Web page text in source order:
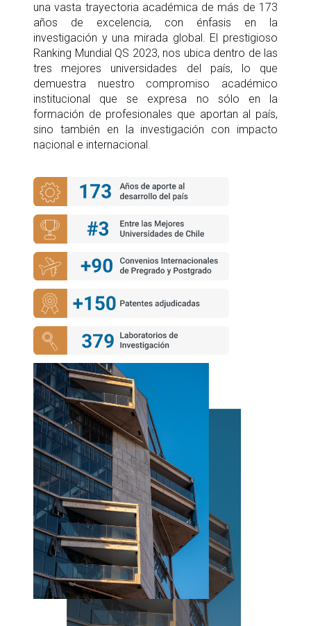
ADMISIÓN
CONTACTO
ACTAS DEL COMITÉ
una vasta trayectoria académica de más de 173
años de excelencia, con énfasis en la
investigación y una mirada global. El prestigioso
Ranking Mundial QS 2023, nos ubica dentro de las
tres mejores universidades del país, lo que
demuestra nuestro compromiso académico
institucional que se expresa no sólo en la
formación de profesionales que aportan al país,
sino también en la investigación con impacto
nacional e internacional.